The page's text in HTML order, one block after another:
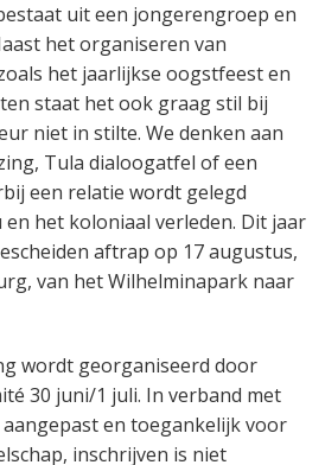
uit een jongerengroep en
het organiseren van
het jaarlijkse oogstfeest en
staat het ook graag stil bij
niet in stilte. We denken aan
Tula dialoogatfel of een
een relatie wordt gelegd
het koloniaal verleden. Dit jaar
aftrap op 17 augustus,
van het Wilhelminapark naar
wordt georganiseerd door
30 juni/1 juli. In verband met
en toegankelijk voor
inschrijven is niet